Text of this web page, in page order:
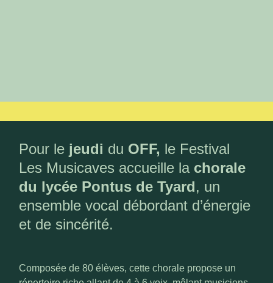
Pour le jeudi du OFF, le Festival
Les Musicaves accueille la chorale
du lycée Pontus de Tyard, un
ensemble vocal débordant d’énergie
et de sincérité.
Composée de 80 élèves, cette chorale propose un